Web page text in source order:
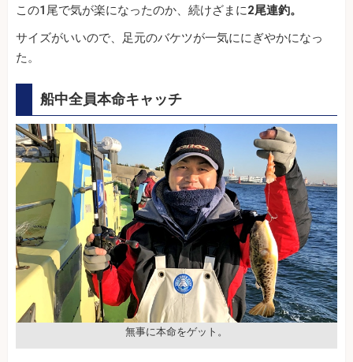
この1尾で気が楽になったのか、続けざまに2尾連釣。
サイズがいいので、足元のバケツが一気ににぎやかになっ
た。
船中全員本命キャッチ
無事に本命をゲット。